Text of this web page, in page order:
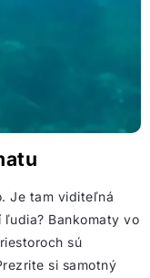
Je tam viditeľná
ľudia? Bankomaty vo
sú
si samotný